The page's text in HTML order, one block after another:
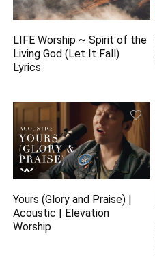
LIFE Worship ~ Spirit of the
Living God (Let It Fall)
Lyrics
Yours (Glory and Praise) |
Acoustic | Elevation
Worship